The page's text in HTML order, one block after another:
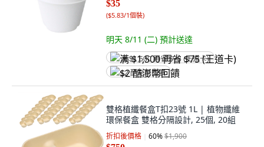
$35
($5.83/1個裝)
明天 8/11 (二) 預計送達
满 $1,500 再省 $75 (王道卡)
$2 酷澎幣回饋
雙格植纖餐盒T扣23號 1L | 植物纖維
環保餐盒 雙格分隔設計, 25個, 20組
折扣後價格 60%$1,900